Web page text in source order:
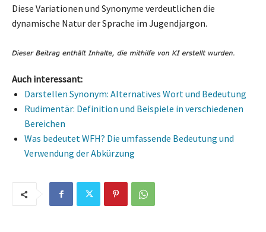
Diese Variationen und Synonyme verdeutlichen die
dynamische Natur der Sprache im Jugendjargon.
Auch interessant:
Darstellen Synonym: Alternatives Wort und Bedeutung
Rudimentär: Definition und Beispiele in verschiedenen
Bereichen
Was bedeutet WFH? Die umfassende Bedeutung und
Verwendung der Abkürzung